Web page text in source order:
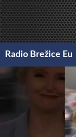
Preskoči
na
vsebino
Radio Brežice Eu